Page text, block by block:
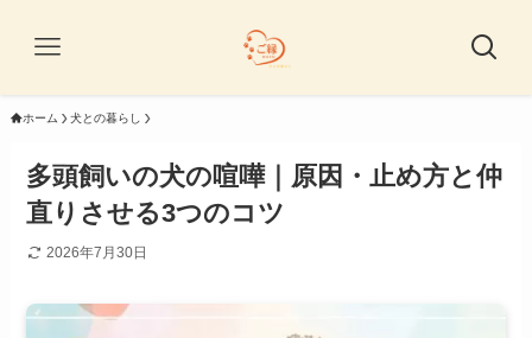
ホーム 犬との暮らし
多頭飼いの犬の喧嘩｜原因・止め方と仲
直りさせる3つのコツ
2026年7月30日